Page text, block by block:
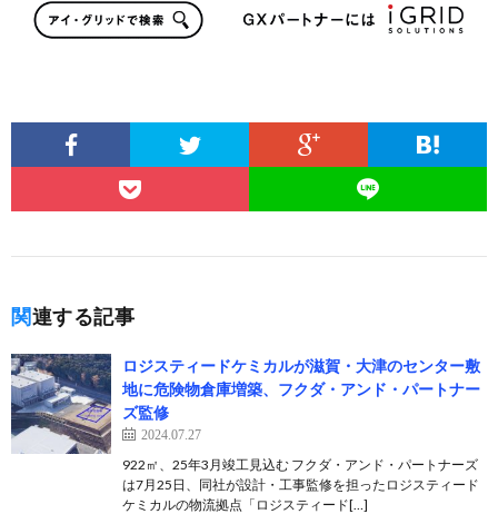
関連する記事
ロジスティードケミカルが滋賀・大津のセンター敷
地に危険物倉庫増築、フクダ・アンド・パートナー
ズ監修
2024.07.27
922㎡、25年3月竣工見込む フクダ・アンド・パートナーズ
は7月25日、同社が設計・工事監修を担ったロジスティード
ケミカルの物流拠点「ロジスティード[…]